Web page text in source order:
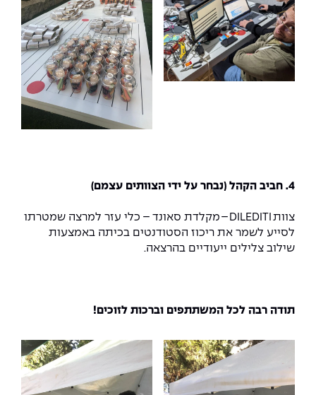
4. חביב הקהל (נבחר על ידי הצוותים עצמם)
צוות DILEDITI – מקלדת סאונד – כלי עזר למרצה שמטרתו
לסייע לשמר את ריכוז הסטודנטים בכיתה באמצעות
שילוב צלילים ייעודיים בהרצאה.
תודה רבה לכל המשתתפים וברכות לזוכים!